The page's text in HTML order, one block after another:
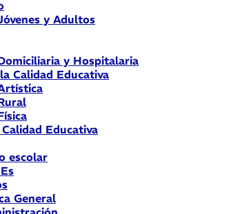
y Adultos
y Hospitalaria
Calidad Educativa
Educativa
escolar
General